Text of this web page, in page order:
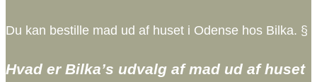
Du kan bestille mad ud af huset i Odense hos Bilka. §
Hvad er Bilka’s udvalg af mad ud af huset